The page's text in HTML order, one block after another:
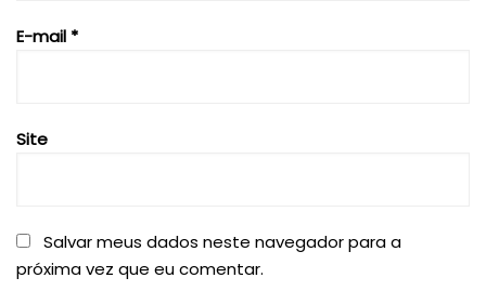
E-mail *
Site
Salvar meus dados neste navegador para a
próxima vez que eu comentar.